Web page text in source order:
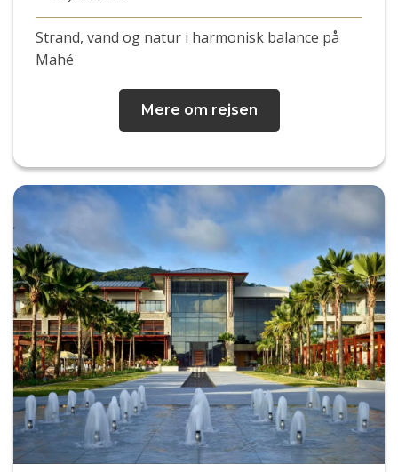
Strand, vand og natur i harmonisk balance på
Mahé
Mere om rejsen